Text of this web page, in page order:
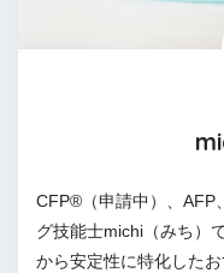
CFP®（申請中）、AFP
グ技能士michi（みち）
から安定性に特化した